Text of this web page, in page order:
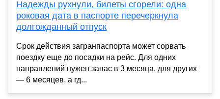
Надежды рухнули, билеты сгорели: одна
роковая дата в паспорте перечеркнула
долгожданный отпуск
Срок действия загранпаспорта может сорвать
поездку еще до посадки на рейс. Для одних
направлений нужен запас в 3 месяца, для других
— 6 месяцев, а гд...